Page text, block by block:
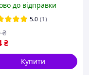
до відправки
5.0 (1)
₴
₴
Купити